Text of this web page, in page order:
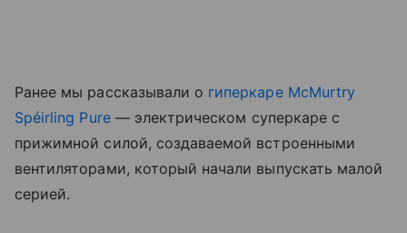
Ранее мы рассказывали о гиперкаре McMurtry
Spéirling Pure— электрическом суперкаре с
прижимной силой, создаваемой встроенными
вентиляторами, который начали выпускать малой
серией.